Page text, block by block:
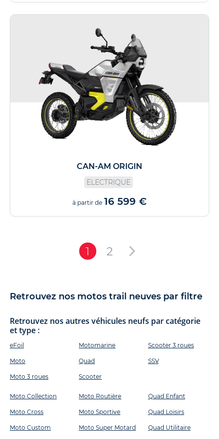
CAN-AM ORIGIN
ELECTRIQUE
à partir de 16 599 €
1 2
Retrouvez nos motos trail neuves par filtre
Retrouvez nos autres véhicules neufs par catégorie
et type :
eFoil
Moto
Moto 3 roues
Motomarine
Quad
Scooter
Scooter 3 roues
SSV
Moto Collection
Moto Cross
Moto Custom
Moto Routière
Moto Sportive
Moto Super Motard
Quad Enfant
Quad Loisirs
Quad Utilitaire